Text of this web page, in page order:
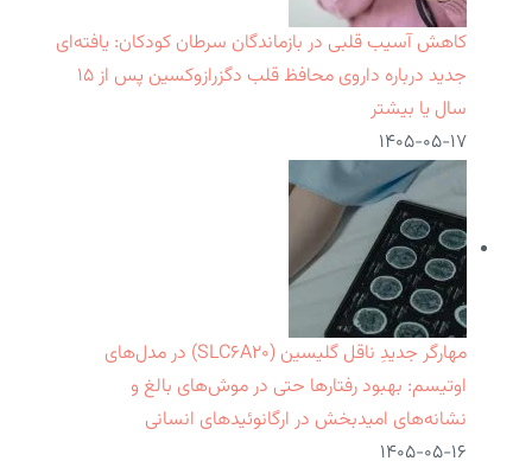
کاهش آسیب قلبی در بازماندگان سرطان کودکان: یافته‌ای
جدید درباره داروی محافظ قلب دگزرازوکسین پس از ۱۵
سال یا بیشتر
۱۴۰۵-۰۵-۱۷
مهارگر جدیدِ ناقل گلیسین (SLC۶A۲۰) در مدل‌های
اوتیسم: بهبود رفتارها حتی در موش‌های بالغ و
نشانه‌های امیدبخش در ارگانوئیدهای انسانی
۱۴۰۵-۰۵-۱۶